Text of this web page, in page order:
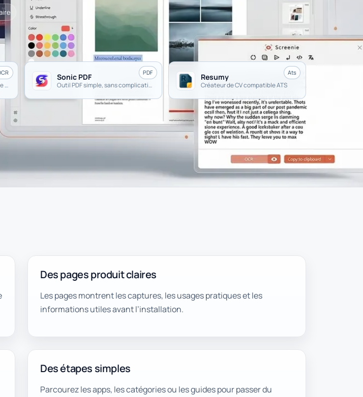
Copier du texte depuis n’importe où
PDF
Sonic PDF
Outil PDF simple, sans complication
Ats
Resumy
Créateur de CV compatible ATS
Des pages produit claires
Les pages montrent les captures, les usages pratiques et les
informations utiles avant l’installation.
Des étapes simples
Parcourez les apps, les catégories ou les guides pour passer du